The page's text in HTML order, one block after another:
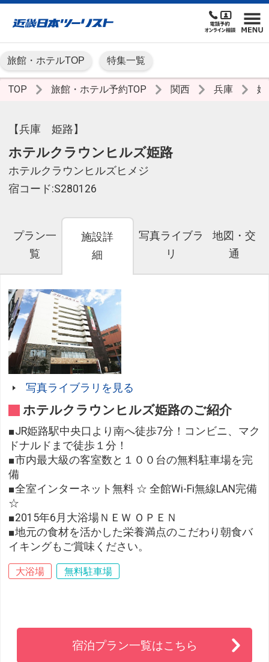
旅館・ホテルTOP 特集一覧
TOP 旅館・ホテル予約TOP 関西 兵庫
【兵庫 姫路】
ホテルクラウンヒルズ姫路
ホテルクラウンヒルズヒメジ
宿コード:S280126
プラン一
覧
施設詳
細
写真ライブラ
リ
地図・交
通
写真ライブラリを見る
ホテルクラウンヒルズ姫路のご紹介
■JR姫路駅中央口より南へ徒歩7分！コンビニ、マク
ドナルドまで徒歩１分！
■市内最大級の客室数と１００台の無料駐車場を完
備
■全室インターネット無料 ☆ 全館Wi-Fi無線LAN完備
☆
■2015年6月大浴場ＮＥＷ ＯＰＥＮ
■地元の食材を活かした栄養満点のこだわり朝食バ
イキングもご賞味ください。
大浴場 無料駐車場
宿泊プラン一覧はこちら